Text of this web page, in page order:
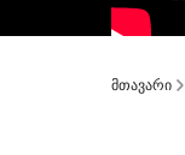
მთავარი